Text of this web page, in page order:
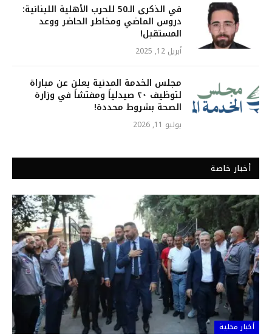
في الذكرى الـ50 للحرب الأهلية اللبنانية:
دروس الماضي ومخاطر الحاضر ووعد
المستقبل!
أبريل 12, 2025
مجلس الخدمة المدنية يعلن عن مباراة
لتوظيف ٢٠ صيدلياً ومفتشاً في وزارة
الصحة بشروط محددة!
يوليو 11, 2026
أخبار خاصة
أخبار محلية